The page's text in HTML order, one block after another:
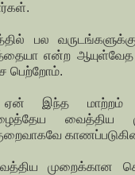
பல
என்ற ஆயுள்வேத
பெற்றோம்.
ஏன் இந்த
வைத்திய
முறைக்கான